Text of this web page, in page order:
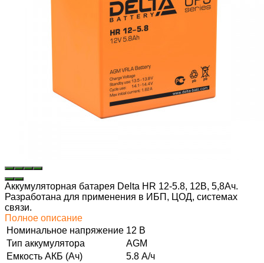
Аккумуляторная батарея Delta HR 12-5.8, 12В, 5,8Ач.
Разработана для применения в ИБП, ЦОД, системах
связи.
Полное описание
Номинальное напряжение 12 В
Тип аккумулятора
AGM
Емкость АКБ (Ач)
5.8 А/ч